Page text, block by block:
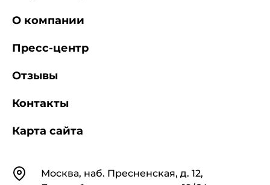
КонтактыМосква, наб. Пресненская, д. 12,
О компании
Пресс-центр
Отзывы
Контакты
Карта сайта